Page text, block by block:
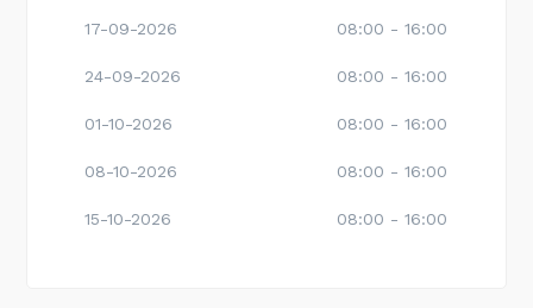
17-09-2026 08:00 - 16:00
24-09-2026 08:00 - 16:00
01-10-2026 08:00 - 16:00
08-10-2026 08:00 - 16:00
15-10-2026 08:00 - 16:00